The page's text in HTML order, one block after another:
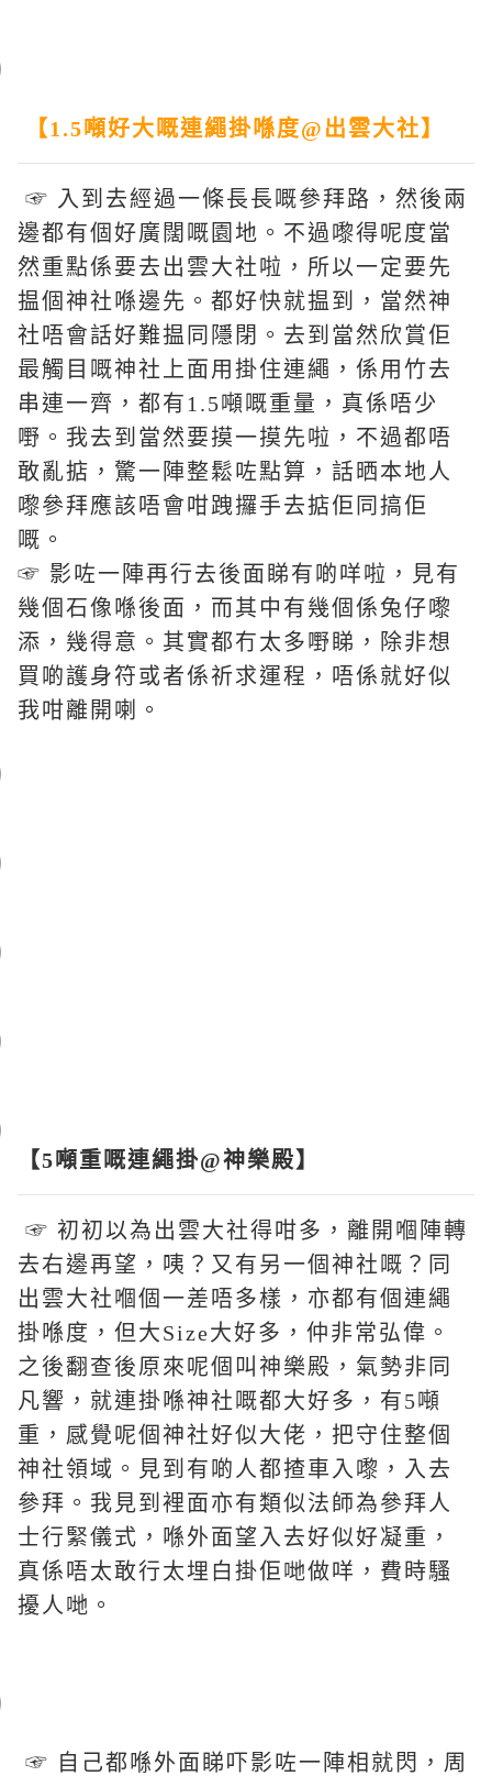
【1.5噸好大嘅連繩掛喺度@出雲大社】
☞ 入到去經過一條長長嘅參拜路，然後兩
邊都有個好廣闊嘅園地。不過嚟得呢度當
然重點係要去出雲大社啦，所以一定要先
揾個神社喺邊先。都好快就揾到，當然神
社唔會話好難揾同隱閉。去到當然欣賞佢
最觸目嘅神社上面用掛住連繩，係用竹去
串連一齊，都有1.5噸嘅重量，真係唔少
嘢。我去到當然要摸一摸先啦，不過都唔
敢亂掂，驚一陣整鬆咗點算，話晒本地人
嚟參拜應該唔會咁跩攞手去掂佢同搞佢
嘅。
☞ 影咗一陣再行去後面睇有啲咩啦，見有
幾個石像喺後面，而其中有幾個係兔仔嚟
添，幾得意。其實都冇太多嘢睇，除非想
買啲護身符或者係祈求運程，唔係就好似
我咁離開喇。
【5噸重嘅連繩掛@神樂殿】
☞ 初初以為出雲大社得咁多，離開嗰陣轉
去右邊再望，咦？又有另一個神社嘅？同
出雲大社嗰個一差唔多樣，亦都有個連繩
掛喺度，但大Size大好多，仲非常弘偉。
之後翻查後原來呢個叫神樂殿，氣勢非同
凡響，就連掛喺神社嘅都大好多，有5噸
重，感覺呢個神社好似大佬，把守住整個
神社領域。見到有啲人都揸車入嚟，入去
參拜。我見到裡面亦有類似法師為參拜人
士行緊儀式，喺外面望入去好似好凝重，
真係唔太敢行太埋白掛佢哋做咩，費時騷
擾人哋。
☞ 自己都喺外面睇吓影咗一陣相就閃，周